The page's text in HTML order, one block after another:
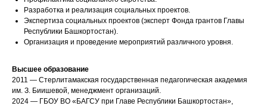
Разработка и реализация социальных проектов.
Экспертиза социальных проектов (эксперт Фонда грантов Главы
Республики Башкортостан).
Организация и проведение мероприятий различного уровня.
Высшее образование
2011 — Стерлитамакская государственная педагогическая академия
им. З. Биишевой, менеджмент организаций.
2024 — ГБОУ ВО «БАГСУ при Главе Республики Башкортостан»,